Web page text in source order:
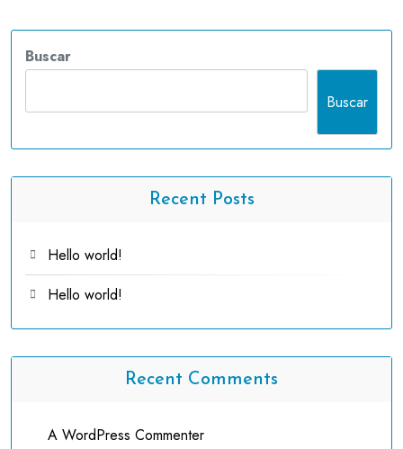
Buscar
Buscar
Recent Posts
Hello world!
Hello world!
Recent Comments
A WordPress Commenter